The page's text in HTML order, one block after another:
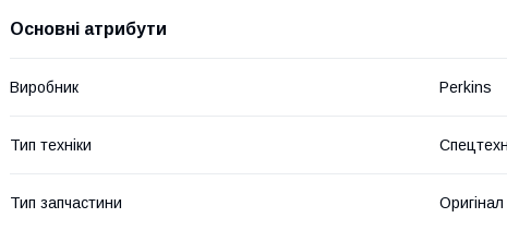
Основні атрибути
Виробник Perkins
Тип техніки
Тип запчастини Оригінал